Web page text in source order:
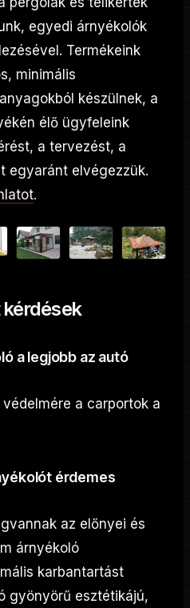
egyedi árnyékolók
Termékeink
minimális
készülnek, a
élő ügyfeleink
a tervezést, a
egyaránt elvégezzük.
.
a legjobb az autó
a carportok a
érdemes
az előnyei és
árnyékoló
karbantartást
gyönyörű esztétikájú,